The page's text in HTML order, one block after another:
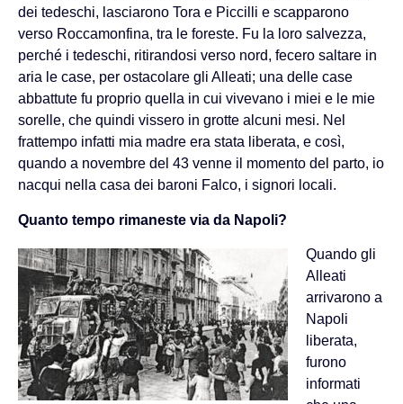
dei tedeschi, lasciarono Tora e Piccilli e scapparono
verso Roccamonfina, tra le foreste. Fu la loro salvezza,
perché i tedeschi, ritirandosi verso nord, fecero saltare in
aria le case, per ostacolare gli Alleati; una delle case
abbattute fu proprio quella in cui vivevano i miei e le mie
sorelle, che quindi vissero in grotte alcuni mesi. Nel
frattempo infatti mia madre era stata liberata, e così,
quando a novembre del 43 venne il momento del parto, io
nacqui nella casa dei baroni Falco, i signori locali.
Quanto tempo rimaneste via da Napoli?
Quando gli
Alleati
arrivarono a
Napoli
liberata,
furono
informati